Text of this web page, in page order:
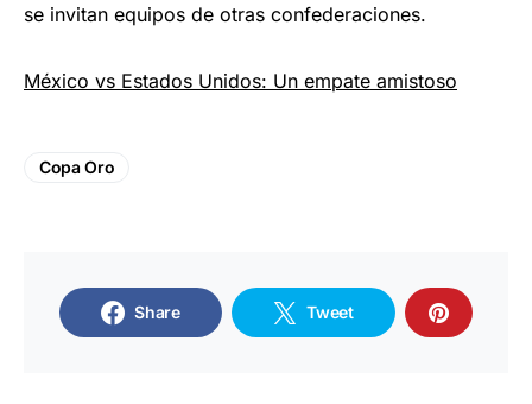
se invitan equipos de otras confederaciones.
México vs Estados Unidos: Un empate amistoso
Copa Oro
Share Tweet